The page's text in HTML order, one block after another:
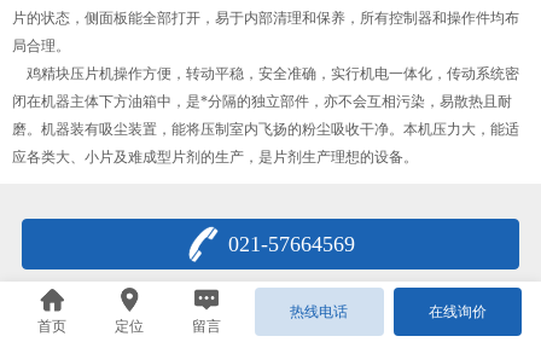
片的状态，侧面板能全部打开，易于内部清理和保养，所有控制器和操作件均布
局合理。
鸡精块压片机操作方便，转动平稳，安全准确，实行机电一体化，传动系统密
闭在机器主体下方油箱中，是*分隔的独立部件，亦不会互相污染，易散热且耐
磨。机器装有吸尘装置，能将压制室内飞扬的粉尘吸收干净。本机压力大，能适
应各类大、小片及难成型片剂的生产，是片剂生产理想的设备。
021-57664569
首页 定位 留言
热线电话 在线询价